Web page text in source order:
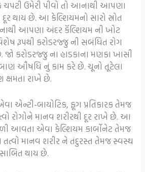
ઉમેરી પીવો તો આનાથી આપણા
થાય છે. આ કેલ્શિયમનો સારો સ્રોત
આપણા અંદર કૅલ્શિયમ ની ખોટ
રૂપથી કરોડરજ્જુ ની સબંધિત રોગ
જો કરોડરજ્જુ ના હાડકાના મણકા ખાસી
ઔષધિ નું કામ કરે છે. ચૂનો તૂટેલા
ક્ષમતા રાખે છે.
એન્ટી-બાયોટિક, ફૂગ પ્રતિકારક તેમજ
રોગોને માનવ શરીરથી દૂર રાખે છે. આ
આવતા એવા કેલ્શિયમ કાર્બોનેટ તેમજ
તત્વો માનવ શરીર ને તંદુરસ્ત તેમજ સ્વસ્થ
થાય છે.